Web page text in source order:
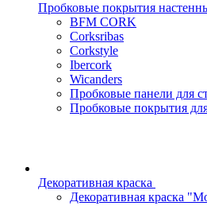
Пробковые покрытия
BFM CORK
Corksribas
Corkstyle
Ibercork
Wicanders
Пробковые панели для
Пробковые покрытия
Декоративная краска
Декоративная краска